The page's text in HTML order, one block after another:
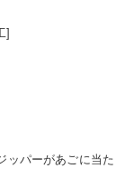
]
ッパーがあごに当